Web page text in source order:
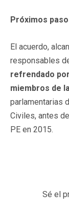
Próximos
El acuerdo,
responsables
refrendado
miembros de
parlamentarias
Civiles, antes
PE en 2015.
Sé el